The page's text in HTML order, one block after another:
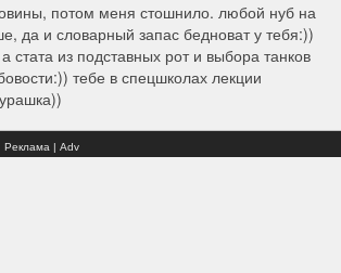
потом меня стошнило. любой нуб на
да и словарный запас бедноват у тебя:))
из подставных рот и выбора танков
тебе в спецшколах лекции
Реклама | Adv